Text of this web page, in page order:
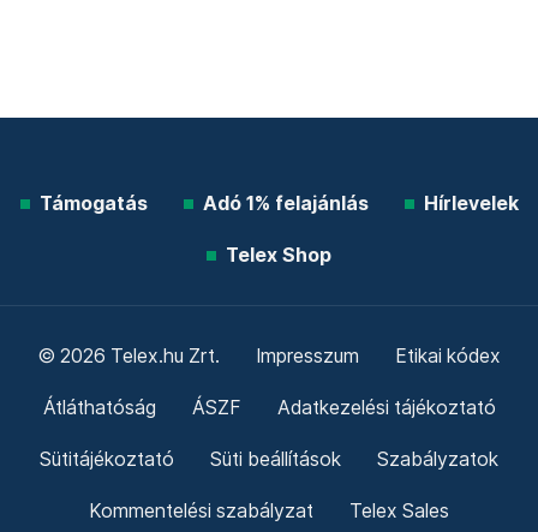
Támogatás Adó 1% felajánlás Hírlevelek
Telex Shop
© 2026 Telex.hu Zrt. Impresszum Etikai kódex
Átláthatóság ÁSZF Adatkezelési tájékoztató
Sütitájékoztató Süti beállítások Szabályzatok
Kommentelési szabályzat Telex Sales